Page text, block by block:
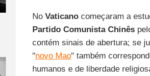
No Vaticanocomeçaram a
Partido Comunista Chinês
contém sinais de abertura; se
"novo Mao" também
humanos e de liberdade